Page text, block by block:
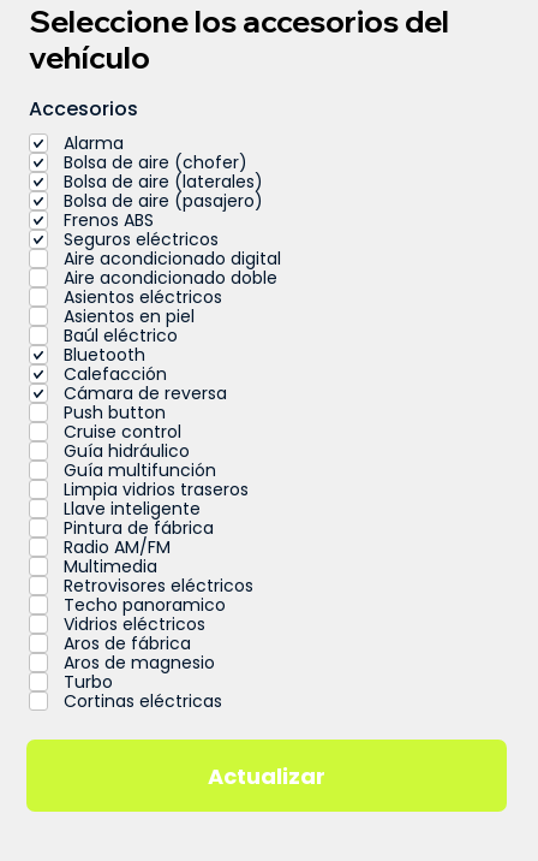
Seleccione los accesorios del
vehículo
Accesorios
Alarma
Bolsa de aire (chofer)
Bolsa de aire (laterales)
Bolsa de aire (pasajero)
Frenos ABS
Seguros eléctricos
Aire acondicionado digital
Aire acondicionado doble
Asientos eléctricos
Asientos en piel
Baúl eléctrico
Bluetooth
Calefacción
Cámara de reversa
Push button
Cruise control
Guía hidráulico
Guía multifunción
Limpia vidrios traseros
Llave inteligente
Pintura de fábrica
Radio AM/FM
Multimedia
Retrovisores eléctricos
Techo panoramico
Vidrios eléctricos
Aros de fábrica
Aros de magnesio
Turbo
Cortinas eléctricas
Actualizar